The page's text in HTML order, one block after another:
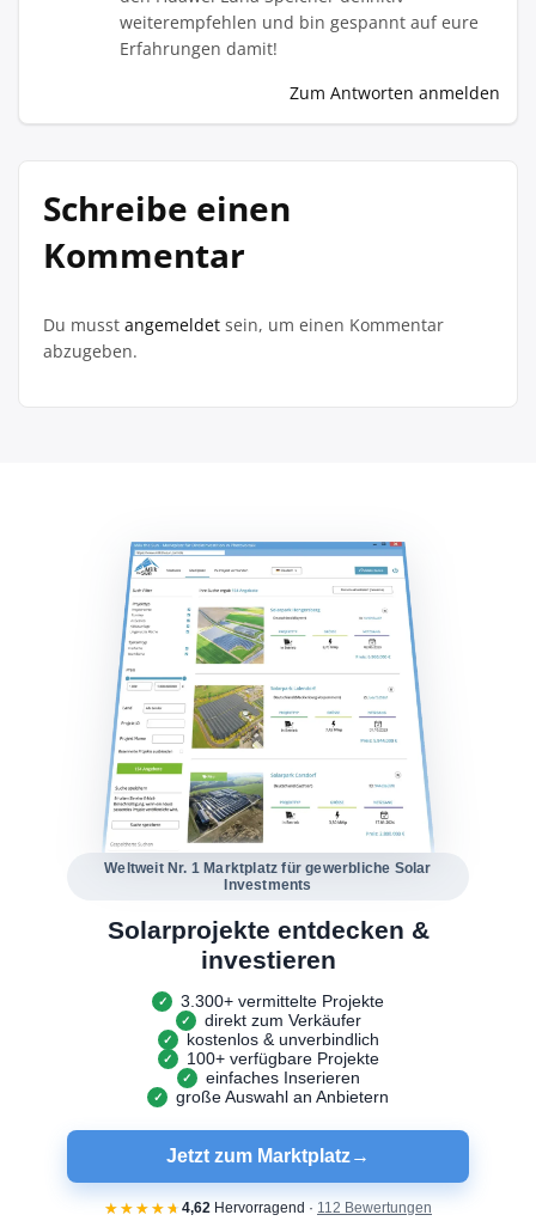
weiterempfehlen und bin gespannt auf eure
Erfahrungen damit!
Zum Antworten anmelden
Schreibe einen
Kommentar
Du musst angemeldet sein, um einen Kommentar
abzugeben.